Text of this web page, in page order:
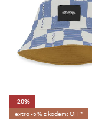
-20%
extra -5% z kodem: OFF*